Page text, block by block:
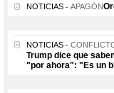
NOTICIAS APAGÓN
NOTICIAS
Trump dice que
"por ahora": "Es un